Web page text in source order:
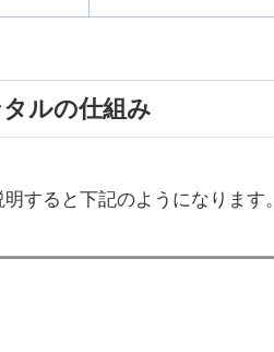
ルの仕組み
すると下記のようになります。